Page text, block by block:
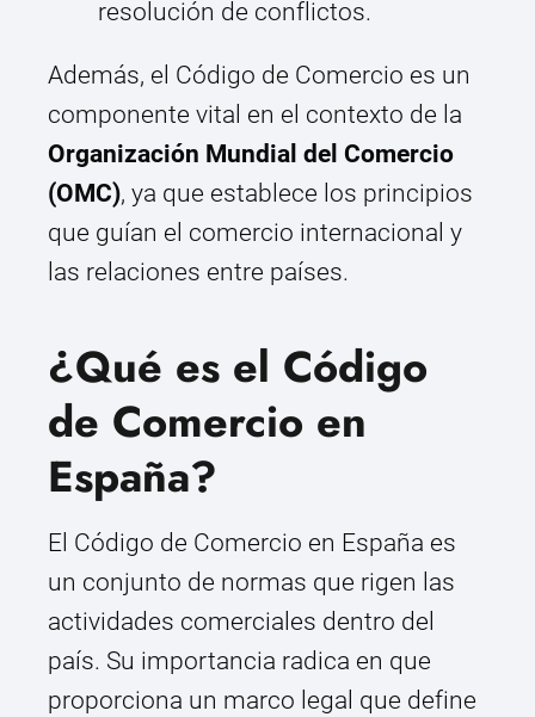
resolución de conflictos.
Además, el Código de Comercio es un
componente vital en el contexto de la
Organización Mundial del Comercio
(OMC), ya que establece los principios
que guían el comercio internacional y
las relaciones entre países.
¿Qué es el Código
de Comercio en
España?
El Código de Comercio en España es
un conjunto de normas que rigen las
actividades comerciales dentro del
país. Su importancia radica en que
proporciona un marco legal que define